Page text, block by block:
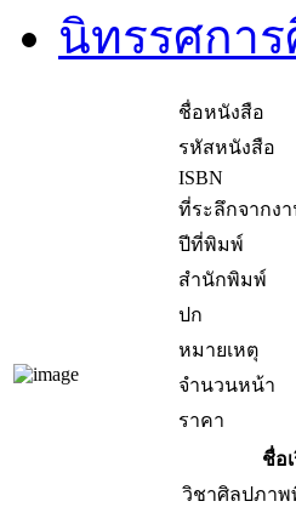
นิทรรศกา
ชื่อหนังสือ
รหัสหนังสือ
ISBN
ที่ระลึกจากง
ปีที่พิมพ์
สำนักพิมพ์
ปก
หมายเหตุ
จำนวนหน้า
ราคา
ชื่อ
วิชาศิลปภา